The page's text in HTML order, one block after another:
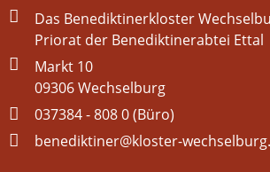
Das Benediktinerkloster
Priorat der Benediktinerabtei Ettal
Markt 10
09306 Wechselburg
037384 - 808 0 (Büro)
benediktiner@kloster-